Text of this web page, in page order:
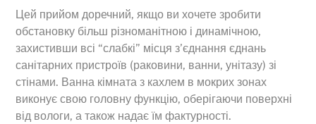
Цей прийом доречний, якщо ви хочете зробити
обстановку більш різноманітною і динамічною,
захистивши всі “слабкі” місця з’єднання єднань
санітарних пристроїв (раковини, ванни, унітазу) зі
стінами. Ванна кімната з кахлем в мокрих зонах
виконує свою головну функцію, оберігаючи поверхні
від вологи, а також надає їм фактурності.